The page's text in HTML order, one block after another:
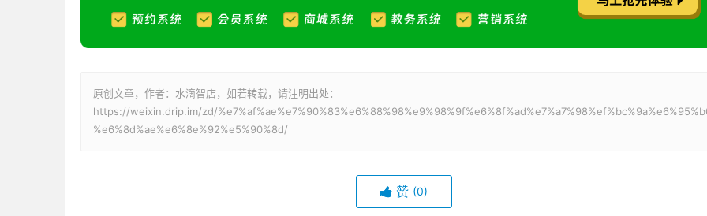
原创文章，作者：水滴智店，如若转载，请注明出处：
https://weixin.drip.im/zd/
%e6%8d%ae%e6%8e%92%e5%90%8d/
赞 (0)